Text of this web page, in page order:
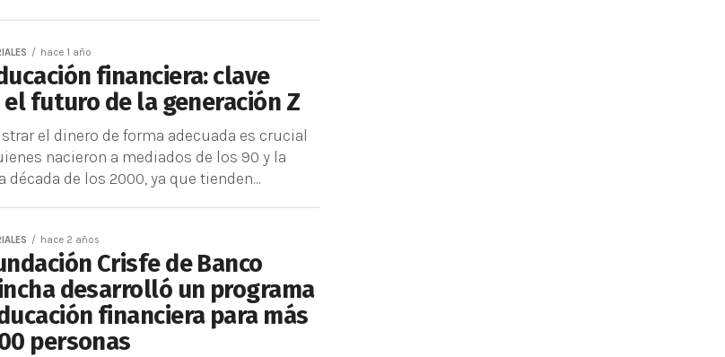
hace 1 año
financiera: clave
el futuro de la generación Z
el dinero de forma adecuada es crucial
nacieron a mediados de los 90 y la
década de los 2000, ya que tienden...
hace 2 años
Crisfe de Banco
desarrolló un programa
financiera para más
personas